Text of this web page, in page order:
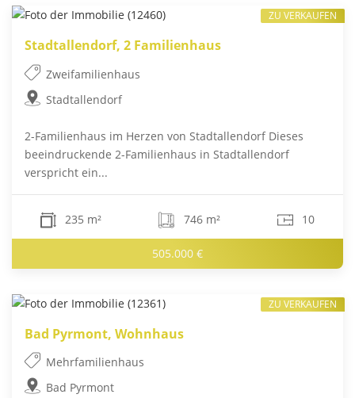
Stadtallendorf, 2 Familienhaus
Zweifamilienhaus
Stadtallendorf
2-Familienhaus im Herzen von Stadtallendorf Dieses
beeindruckende 2-Familienhaus in Stadtallendorf
verspricht ein...
235 m² 746 m² 10
505.000 €
ZU VERKAUFEN
Bad Pyrmont, Wohnhaus
Mehrfamilienhaus
Bad Pyrmont
ZU VERKAUFEN